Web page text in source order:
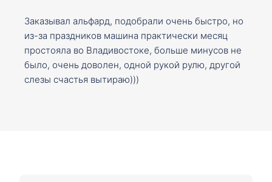
Заказывал альфард, подобрали очень быстро, но
из-за праздников машина практически месяц
простояла во Владивостоке, больше минусов не
было, очень доволен, одной рукой рулю, другой
слезы счастья вытираю)))